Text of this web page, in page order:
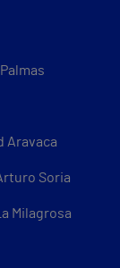
Aravaca
Soria
Milagrosa